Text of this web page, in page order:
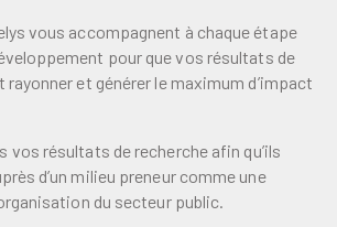
vous accompagnent à chaque étape
pour que vos résultats de
et générer le maximum d’impact
vos résultats de recherche afin qu’ils
d’un milieu preneur comme une
du secteur public.